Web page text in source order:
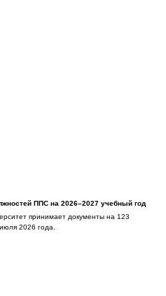
ППС на 2026–2027 учебный год
принимает документы на 123
2026 года.